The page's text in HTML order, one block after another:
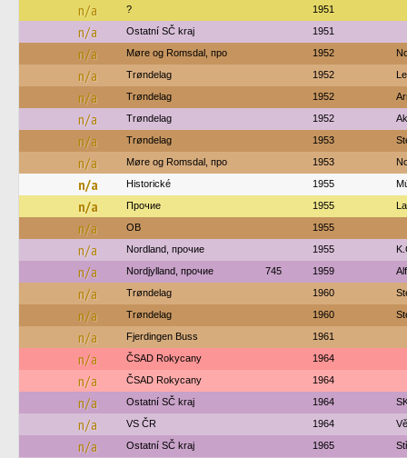
n/a ? 1951
n/a Ostatní SČ kraj 1951
n/a Møre og Romsdal, про 1952
n/a Trøndelag 1952
n/a Trøndelag 1952
n/a Trøndelag 1952
n/a Trøndelag 1953
n/a Møre og Romsdal, про 1953
n/a Historické 1955
n/a Прочие 1955
n/a OB 1955
n/a Nordland, прочие 1955
n/a Nordjylland, прочие 745 1959
n/a Trøndelag 1960
n/a Trøndelag 1960
n/a Fjerdingen Buss 1961
n/a ČSAD Rokycany 1964
n/a ČSAD Rokycany 1964
n/a Ostatní SČ kraj 1964
n/a VS ČR 1964
n/a Ostatní SČ kraj 1965